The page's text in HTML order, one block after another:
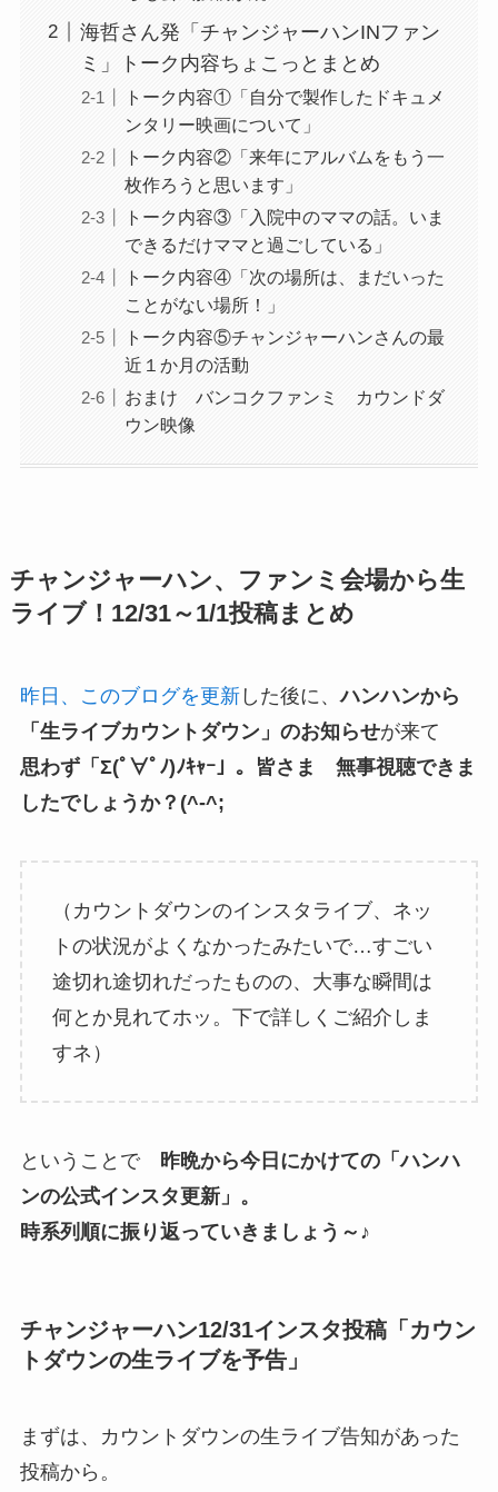
海哲さん発「チャンジャーハンINファン
ミ」トーク内容ちょこっとまとめ
トーク内容①「自分で製作したドキュメ
ンタリー映画について」
トーク内容②「来年にアルバムをもう一
枚作ろうと思います」
トーク内容③「入院中のママの話。いま
できるだけママと過ごしている」
トーク内容④「次の場所は、まだいった
ことがない場所！」
トーク内容⑤チャンジャーハンさんの最
近１か月の活動
おまけ バンコクファンミ カウンドダ
ウン映像
チャンジャーハン、ファンミ会場から生
ライブ！12/31～1/1投稿まとめ
昨日、このブログを更新した後に、ハンハンから
「生ライブカウントダウン」のお知らせが来て
思わず「Σ(ﾟ∀ﾟﾉ)ﾉｷｬｰ」。皆さま 無事視聴できま
したでしょうか？(^-^;
（カウントダウンのインスタライブ、ネッ
トの状況がよくなかったみたいで…すごい
途切れ途切れだったものの、大事な瞬間は
何とか見れてホッ。下で詳しくご紹介しま
すネ）
ということで
昨晩から今日にかけての「ハンハ
ンの公式インスタ更新」。
時系列順に振り返っていきましょう～♪
チャンジャーハン12/31インスタ投稿「カウン
トダウンの生ライブを予告」
まずは、カウントダウンの生ライブ告知があった
投稿から。